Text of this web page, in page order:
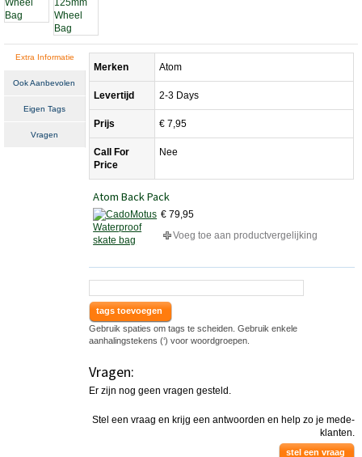
Extra Informatie
Ook Aanbevolen
Eigen Tags
Vragen
Merken Atom
Levertijd 2-3 Days
Prijs € 7,95
Call For
Price
Nee
Atom Back Pack
€ 79,95
Voeg toe aan productvergelijking
tags toevoegen
Gebruik spaties om tags te scheiden. Gebruik enkele
aanhalingstekens (‘) voor woordgroepen.
Vragen:
Er zijn nog geen vragen gesteld.
Stel een vraag en krijg een antwoorden en help zo je mede-
klanten.
stel een vraag